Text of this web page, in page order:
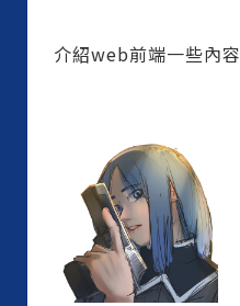
介紹web前端一些內容